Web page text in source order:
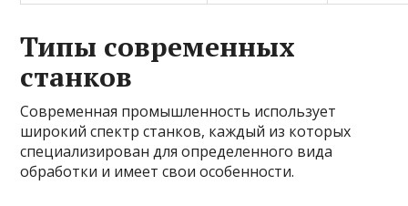
Типы современных
станков
Современная промышленность использует
широкий спектр станков, каждый из которых
специализирован для определенного вида
обработки и имеет свои особенности.